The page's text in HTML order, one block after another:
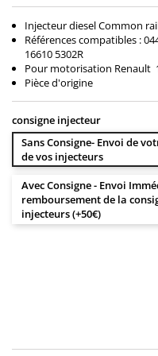
Injecteur diesel Common
Références compatibles :
16610 5302R
Pour motorisation Renault
Pièce d'origine
consigne injecteur
Sans Consigne- Envoi de
de vos injecteurs
Avec Consigne - Envoi
remboursement de la
injecteurs (+50€)